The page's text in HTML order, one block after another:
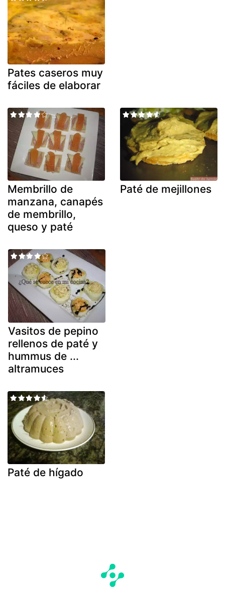
Pates caseros muy
fáciles de elaborar
Membrillo de
manzana, canapés
de membrillo,
queso y paté
Paté de mejillones
Vasitos de pepino
rellenos de paté y
hummus de ...
altramuces
Paté de hígado